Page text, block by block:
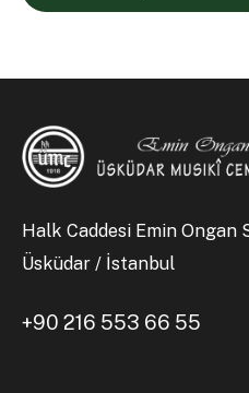
Halk Caddesi Emin Ongan
Üsküdar / İstanbul
+90 216 553 66 55